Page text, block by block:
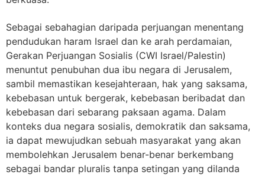
Sebagai sebahagian daripada perjuangan menentang
pendudukan haram Israel dan ke arah perdamaian,
Gerakan Perjuangan Sosialis (CWI Israel/Palestin)
menuntut penubuhan dua ibu negara di Jerusalem,
sambil memastikan kesejahteraan, hak yang saksama,
kebebasan untuk bergerak, kebebasan beribadat dan
kebebasan dari sebarang paksaan agama. Dalam
konteks dua negara sosialis, demokratik dan saksama,
ia dapat mewujudkan sebuah masyarakat yang akan
membolehkan Jerusalem benar-benar berkembang
sebagai bandar pluralis tanpa setingan yang dilanda